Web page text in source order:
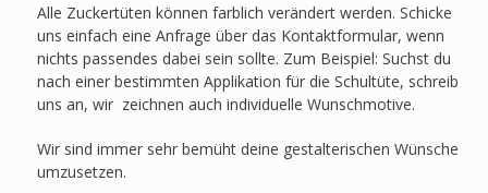
Alle Zuckertüten können farblich verändert werden. Schicke
uns einfach eine Anfrage über das Kontaktformular, wenn
nichts passendes dabei sein sollte. Zum Beispiel: Suchst du
nach einer bestimmten Applikation für die Schultüte, schreib
uns an, wir zeichnen auch individuelle Wunschmotive.
Wir sind immer sehr bemüht deine gestalterischen Wünsche
umzusetzen.